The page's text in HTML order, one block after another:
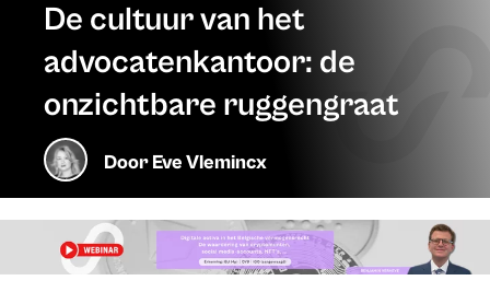
De cultuur van het
advocatenkantoor: de
onzichtbare ruggengraat
DoorEve Vlemincx